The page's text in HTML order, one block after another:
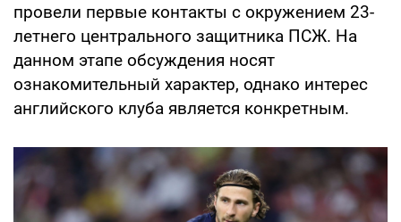
провели первые контакты с окружением 23-
летнего центрального защитника ПСЖ. На
данном этапе обсуждения носят
ознакомительный характер, однако интерес
английского клуба является конкретным.